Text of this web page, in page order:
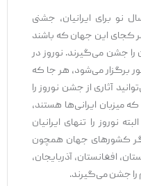
برای ایرانیان، جشنی
کجای این جهان که باشند
جشن می‌گیرند. نوروز در
می‌شود، هر جا که
آثاری از جشن نوروز را
ایرانی‌ها هستند،
را تنهای ایرانیان
کشورهای جهان همچون
افغانستان، آذربایجان،
جشن می‌گیرند.